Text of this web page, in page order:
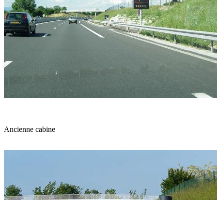
Ancienne cabine